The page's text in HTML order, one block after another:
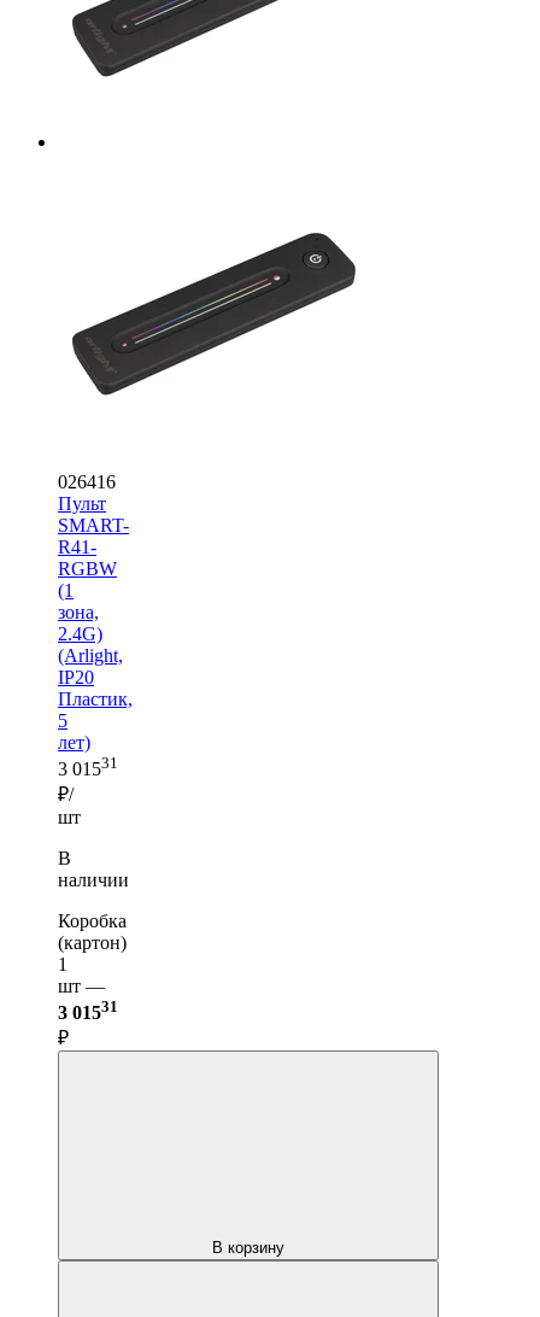
026416
Пульт
SMART-
R41-
RGBW
(1
зона,
2.4G)
(Arlight,
IP20
Пластик,
5
лет)
3 01531
₽/
шт
В
наличии
Коробка
(картон)
1
шт —
3 01531
₽
В корзину